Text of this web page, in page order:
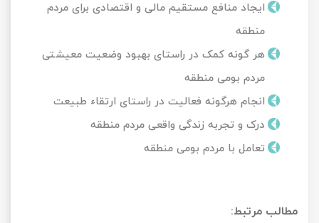
ایجاد منافع مستقیم مالی و اقتصادی برای مردم
منطقه
هر گونه کمک در راستای بهبود وضعیت معیشتی
مردم بومی منطقه
انجام هرگونه فعالیت در راستای ارتقاء طبیعت
درک و تجربه زندگی واقعی مردم منطقه
تعامل با مردم بومی منطقه
مطالب مرتبط: